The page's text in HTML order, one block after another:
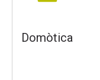
Domòtica